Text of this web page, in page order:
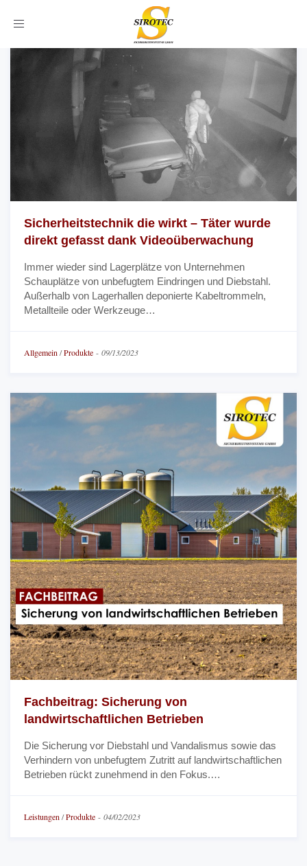
Toggle
Sicherheitstechnik die wirkt – Täter wurde
direkt gefasst dank Videoüberwachung
Immer wieder sind Lagerplätze von Unternehmen
Schauplätze von unbefugtem Eindringen und Diebstahl.
Außerhalb von Lagerhallen deponierte Kabeltrommeln,
Metallteile oder Werkzeuge…
Allgemein /Produkte - 09/13/2023
Fachbeitrag: Sicherung von
landwirtschaftlichen Betrieben
Die Sicherung vor Diebstahl und Vandalismus sowie das
Verhindern von unbefugtem Zutritt auf landwirtschaftlichen
Betrieben rückt zunehmend in den Fokus.…
Leistungen /Produkte - 04/02/2023